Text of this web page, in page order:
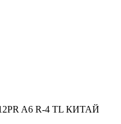
A6 R-4 TL КИТАЙ